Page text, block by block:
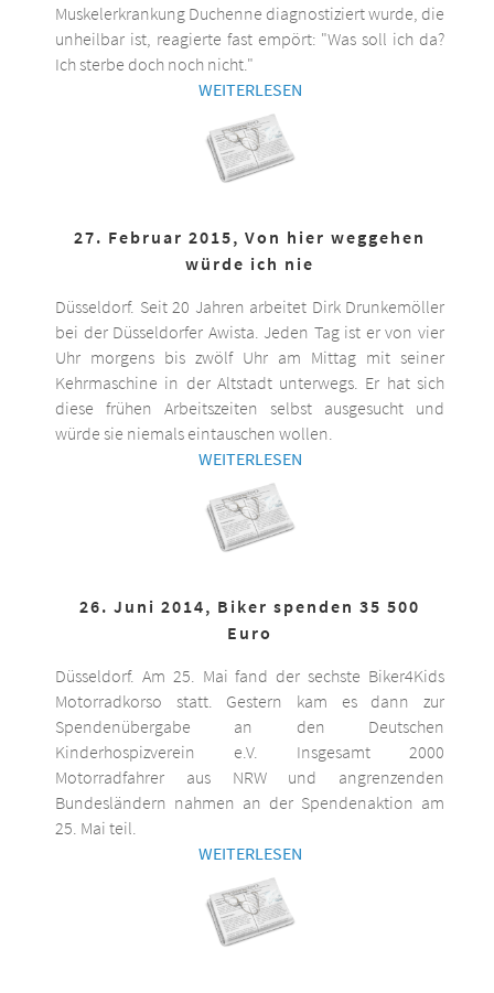
Muskelerkrankung Duchenne diagnostiziert wurde, die
unheilbar ist, reagierte fast empört: "Was soll ich da?
Ich sterbe doch noch nicht."
WEITERLESEN
27. Februar 2015, Von hier weggehen
würde ich nie
Düsseldorf. Seit 20 Jahren arbeitet Dirk Drunkemöller
bei der Düsseldorfer Awista. Jeden Tag ist er von vier
Uhr morgens bis zwölf Uhr am Mittag mit seiner
Kehrmaschine in der Altstadt unterwegs. Er hat sich
diese frühen Arbeitszeiten selbst ausgesucht und
würde sie niemals eintauschen wollen.
WEITERLESEN
26. Juni 2014, Biker spenden 35 500
Euro
Düsseldorf. Am 25. Mai fand der sechste Biker4Kids
Motorradkorso statt. Gestern kam es dann zur
Spendenübergabe an den Deutschen
Kinderhospizverein e.V. Insgesamt 2000
Motorradfahrer aus NRW und angrenzenden
Bundesländern nahmen an der Spendenaktion am
25. Mai teil.
WEITERLESEN